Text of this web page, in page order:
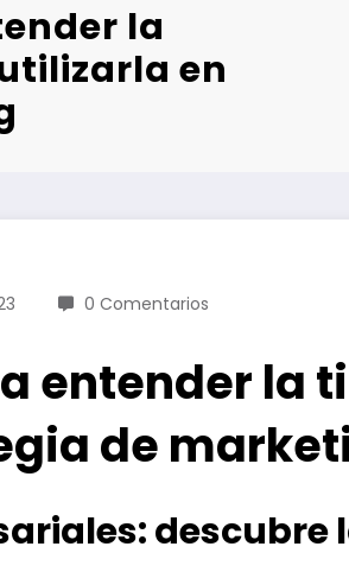
la
en
0 Comentarios
entender la
de